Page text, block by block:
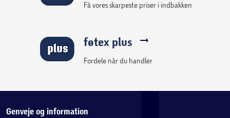
Få vores skarpeste priser i indbakken
føtex plus
Fordele når du handler
Genveje og information